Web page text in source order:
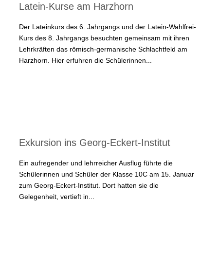
Latein-Kurse am Harzhorn
Der Lateinkurs des 6. Jahrgangs und der Latein-Wahlfrei-
Kurs des 8. Jahrgangs besuchten gemeinsam mit ihren
Lehrkräften das römisch-germanische Schlachtfeld am
Harzhorn. Hier erfuhren die Schülerinnen...
Exkursion ins Georg-Eckert-Institut
Ein aufregender und lehrreicher Ausflug führte die
Schülerinnen und Schüler der Klasse 10C am 15. Januar
zum Georg-Eckert-Institut. Dort hatten sie die
Gelegenheit, vertieft in...